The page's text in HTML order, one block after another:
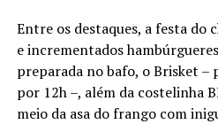
Entre os destaques, a festa do
e incrementados
preparada no bafo, o Brisket –
por 12h –, além da costelinha
meio da asa do frango com